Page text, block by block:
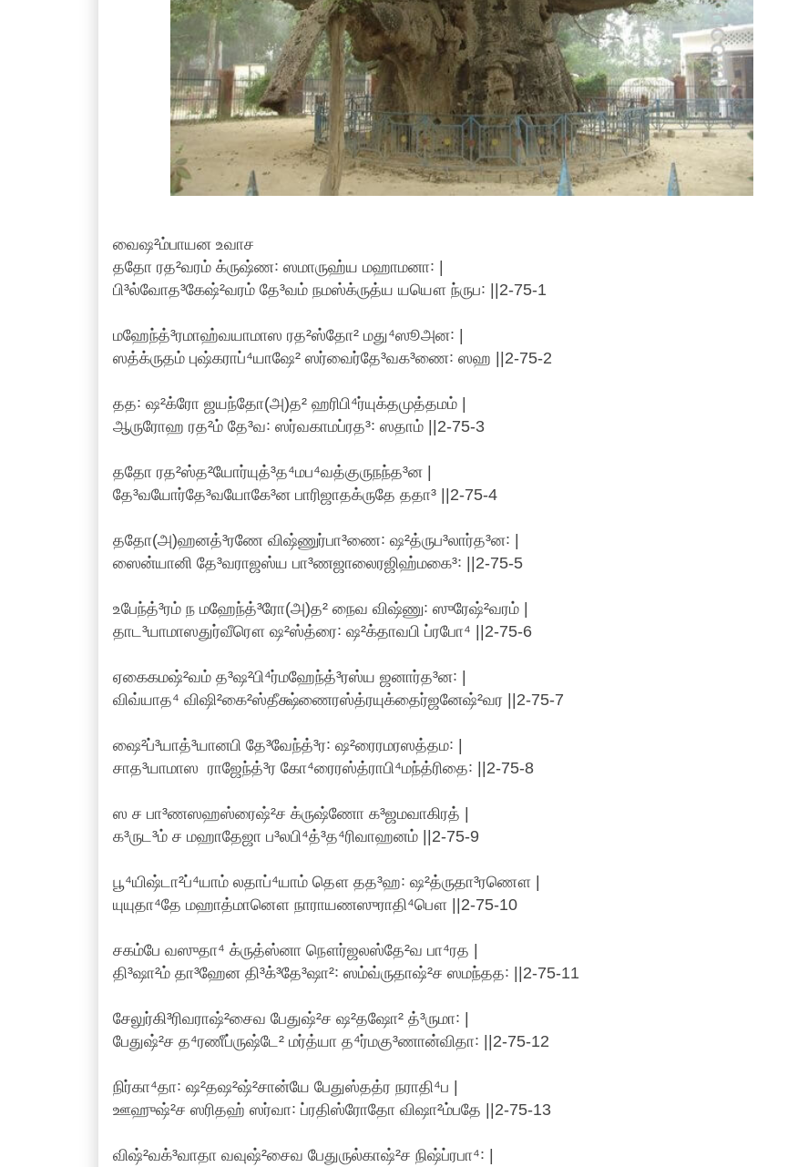
வைஷ²ம்பாயன உவாச
ததோ ரத²வரம் க்ருஷ்ண꞉ ஸமாருஹ்ய மஹாமனா꞉ |
பி³ல்வோத³கேஷ்²வரம் தே³வம் நமஸ்க்ருத்ய யயௌ ந்ருப꞉ ||2-75-1
மஹேந்த்³ரமாஹ்வயாமாஸ ரத²ஸ்தோ² மது⁴ஸூஅன꞉ |
ஸத்க்ருதம் புஷ்கராப்⁴யாஷே² ஸர்வைர்தே³வக³ணை꞉ ஸஹ ||2-75-2
தத꞉ ஷ²க்ரோ ஜயந்தோ(அ)த² ஹரிபி⁴ர்யுக்தமுத்தமம் |
ஆருரோஹ ரத²ம் தே³வ꞉ ஸர்வகாமப்ரத³꞉ ஸதாம் ||2-75-3
ததோ ரத²ஸ்த²யோர்யுத்³த⁴மப⁴வத்குருநந்த³ன |
தே³வயோர்தே³வயோகே³ன பாரிஜாதக்ருதே ததா³ ||2-75-4
ததோ(அ)ஹனத்³ரணே விஷ்ணுர்பா³ணை꞉ ஷ²த்ருப³லார்த³ன꞉ |
ஸைன்யானி தே³வராஜஸ்ய பா³ணஜாலைரஜிஹ்மகை³꞉ ||2-75-5
உபேந்த்³ரம் ந மஹேந்த்³ரோ(அ)த² நைவ விஷ்ணு꞉ ஸுரேஷ்²வரம் |
தாட³யாமாஸதுர்வீரௌ ஷ²ஸ்த்ரை꞉ ஷ²க்தாவபி ப்ரபோ⁴ ||2-75-6
ஏகைகமஷ்²வம் த³ஷ²பி⁴ர்மஹேந்த்³ரஸ்ய ஜனார்த³ன꞉ |
விவ்யாத⁴ விஷி²கை²ஸ்தீக்ஷ்ணைரஸ்த்ரயுக்தைர்ஜனேஷ்²வர ||2-75-7
ஷை²ப்³யாத்³யானபி தே³வேந்த்³ர꞉ ஷ²ரைரமரஸத்தம꞉ |
சாத³யாமாஸ ராஜேந்த்³ர கோ⁴ரைரஸ்த்ராபி⁴மந்த்ரிதை꞉ ||2-75-8
ஸ ச பா³ணஸஹஸ்ரைஷ்²ச க்ருஷ்ணோ க³ஜமவாகிரத் |
க³ருட³ம் ச மஹாதேஜா ப³லபி⁴த்³த⁴ரிவாஹனம் ||2-75-9
பூ⁴யிஷ்டா²ப்⁴யாம் லதாப்⁴யாம் தௌ தத³ஹ꞉ ஷ²த்ருதா³ரணௌ |
யுயுதா⁴தே மஹாத்மானௌ நாராயணஸுராதி⁴பௌ ||2-75-10
சகம்பே வஸுதா⁴ க்ருத்ஸ்னா நௌர்ஜலஸ்தே²வ பா⁴ரத |
தி³ஷா²ம் தா³ஹேன தி³க்³தே³ஷா²꞉ ஸம்வ்ருதாஷ்²ச ஸமந்தத꞉ ||2-75-11
சேலுர்கி³ரிவராஷ்²சைவ பேதுஷ்²ச ஷ²தஷோ² த்³ருமா꞉ |
பேதுஷ்²ச த⁴ரணீப்ருஷ்டே² மர்த்யா த⁴ர்மகு³ணான்விதா꞉ ||2-75-12
நிர்கா⁴தா꞉ ஷ²தஷ²ஷ்²சான்யே பேதுஸ்தத்ர நராதி⁴ப |
ஊஹுஷ்²ச ஸரிதஹ் ஸர்வா꞉ ப்ரதிஸ்ரோதோ விஷா²ம்பதே ||2-75-13
விஷ்²வக்³வாதா வவுஷ்²சைவ பேதுருல்காஷ்²ச நிஷ்ப்ரபா⁴꞉ |